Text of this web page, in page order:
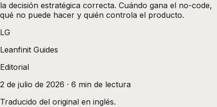
la decisión estratégica correcta. Cuándo gana el no-code,
qué no puede hacer y quién controla el producto.
LG
Leanfinit Guides
Editorial
2 de julio de 2026 · 6 min de lectura
Traducido del original en inglés.